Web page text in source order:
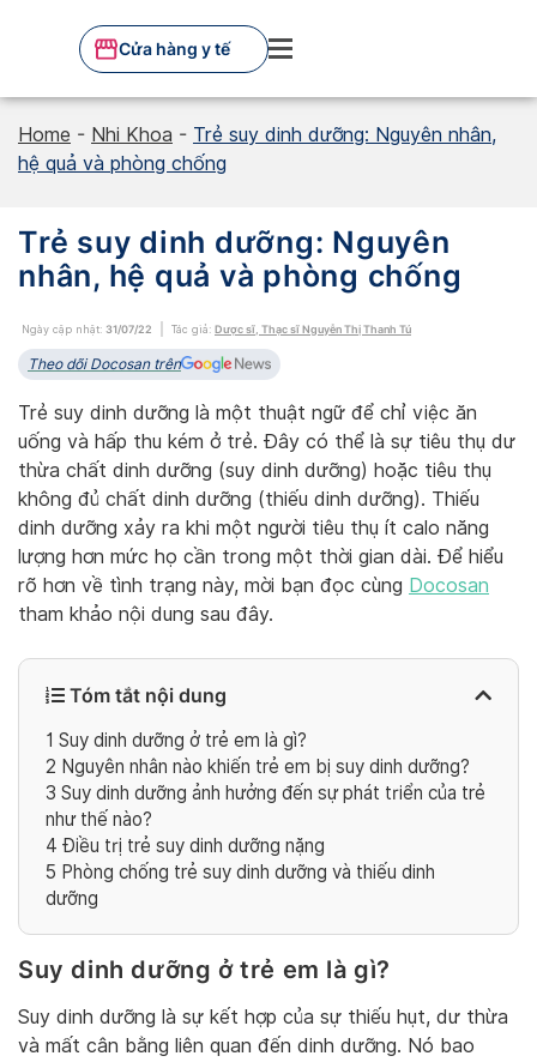
Cửa hàng y tế
Home - Nhi Khoa - Trẻ suy dinh dưỡng: Nguyên nhân,
hệ quả và phòng chống
Trẻ suy dinh dưỡng: Nguyên
nhân, hệ quả và phòng chống
Ngày cập nhật: 31/07/22 Tác giả: Dược sĩ, Thạc sĩ Nguyễn Thị Thanh Tú
Theo dõi Docosan trên
Trẻ suy dinh dưỡng là một thuật ngữ để chỉ việc ăn
uống và hấp thu kém ở trẻ. Đây có thể là sự tiêu thụ dư
thừa chất dinh dưỡng (suy dinh dưỡng) hoặc tiêu thụ
không đủ chất dinh dưỡng (thiếu dinh dưỡng). Thiếu
dinh dưỡng xảy ra khi một người tiêu thụ ít calo năng
lượng hơn mức họ cần trong một thời gian dài. Để hiểu
rõ hơn về tình trạng này, mời bạn đọc cùng Docosan
tham khảo nội dung sau đây.
Tóm tắt nội dung
1 Suy dinh dưỡng ở trẻ em là gì?
2 Nguyên nhân nào khiến trẻ em bị suy dinh dưỡng?
3 Suy dinh dưỡng ảnh hưởng đến sự phát triển của trẻ
như thế nào?
4 Điều trị trẻ suy dinh dưỡng nặng
5 Phòng chống trẻ suy dinh dưỡng và thiếu dinh
dưỡng
Suy dinh dưỡng ở trẻ em là gì?
Suy dinh dưỡng là sự kết hợp của sự thiếu hụt, dư thừa
và mất cân bằng liên quan đến dinh dưỡng. Nó bao